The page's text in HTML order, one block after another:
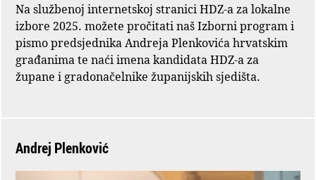
Na službenoj internetskoj stranici HDZ-a za lokalne
izbore 2025. možete pročitati naš Izborni program i
pismo predsjednika Andreja Plenkovića hrvatskim
građanima te naći imena kandidata HDZ-a za
župane i gradonačelnike županijskih sjedišta.
Andrej Plenković